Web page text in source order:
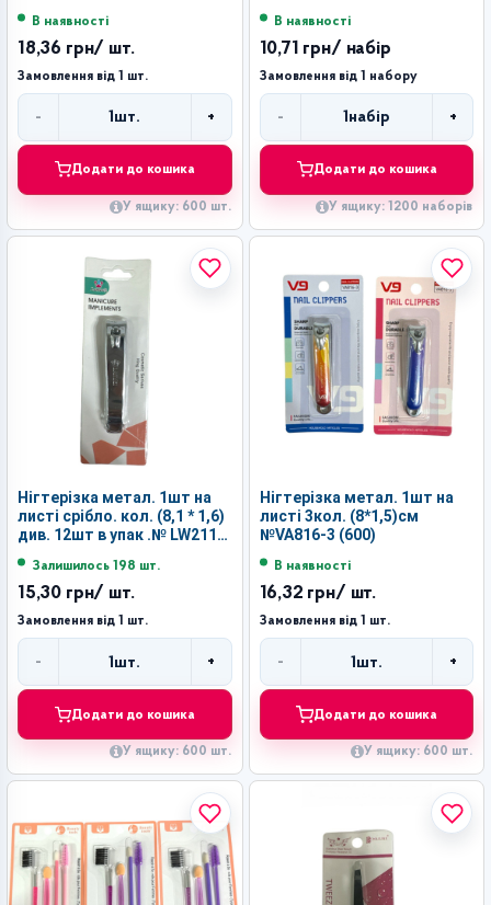
В наявності
18,36 грн/ шт.
Замовлення від 1 шт.
- 1шт. +
Додати до кошика
У ящику: 600 шт.
В наявності
10,71 грн/ набір
Замовлення від 1 набору
-
Кількість
1набір +
Додати до кошика
У ящику: 1200 наборів
Нігтерізка метал. 1шт на
листі срібло. кол. (8,1 * 1,6)
див. 12шт в упак .№ LW211K
Залишилось 198 шт.
15,30 грн/ шт.
Замовлення від 1 шт.
- 1 шт. +
Додати до кошика
У ящику: 600 шт.
Нігтерізка метал. 1шт на
листі 3кол. (8*1,5)см
№VA816-3 (600)
В наявності
16,32 грн/ шт.
Замовлення від 1 шт.
- 1 шт. +
Додати до кошика
У ящику: 600 шт.